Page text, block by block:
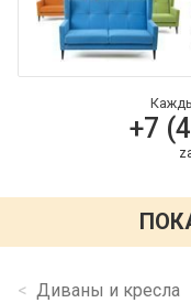
+7
Диваны и кресла